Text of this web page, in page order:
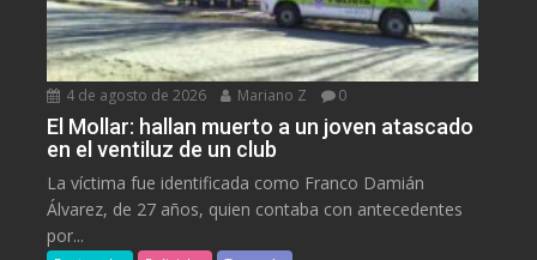
4 de agosto de 2026 Mariano Z 0
El Mollar: hallan muerto a un joven atascado
en el ventiluz de un club
La víctima fue identificada como Franco Damián
Álvarez, de 27 años, quien contaba con antecedentes
por...